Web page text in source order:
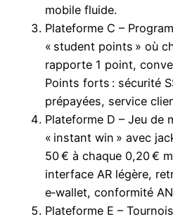
mobile fluide.
Plateforme C –
« student points » où
rapporte 1 point,
Points forts : sécurité
prépayées, service
Plateforme D – Jeu de
« instant win » avec
50 € à chaque 0,20 €
interface AR légère,
e‑wallet, conformité
Plateforme E –